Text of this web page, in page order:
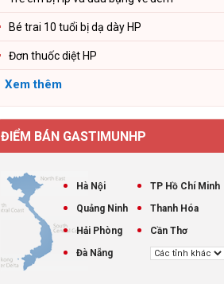
Bé trai 10 tuổi bị dạ dày HP
Đơn thuốc diệt HP
Xem thêm
ĐIỂM BÁN GASTIMUNHP
Hà Nội
TP Hồ Chí Minh
Quảng Ninh
Thanh Hóa
Hải Phòng
Cần Thơ
Đà Nẵng